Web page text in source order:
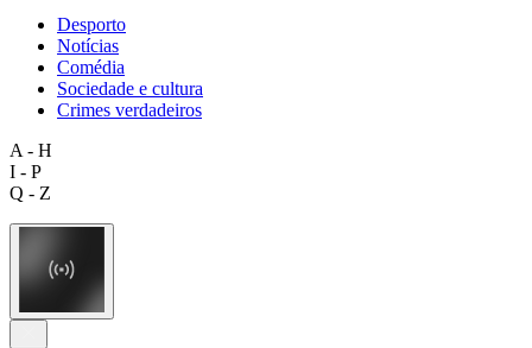
Desporto
Notícias
Comédia
Sociedade e cultura
Crimes verdadeiros
A - H
I - P
Q - Z